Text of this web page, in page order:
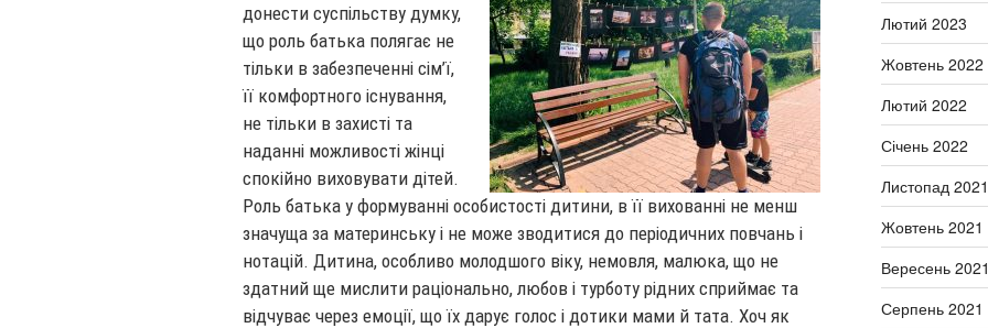
донести суспільству думку,
що роль батька полягає не
тільки в забезпеченні сім’ї,
її комфортного існування,
не тільки в захисті та
наданні можливості жінці
спокійно виховувати дітей.
Роль батька у формуванні особистості дитини, в її вихованні не менш
значуща за материнську і не може зводитися до періодичних повчань і
нотацій. Дитина, особливо молодшого віку, немовля, малюка, що не
здатний ще мислити раціонально, любов і турботу рідних сприймає та
відчуває через емоції, що їх дарує голос і дотики мами й тата. Хоч як
Лютий 2023
Жовтень 2022
Лютий 2022
Січень 2022
Листопад 2021
Жовтень 2021
Вересень 2021
Серпень 2021